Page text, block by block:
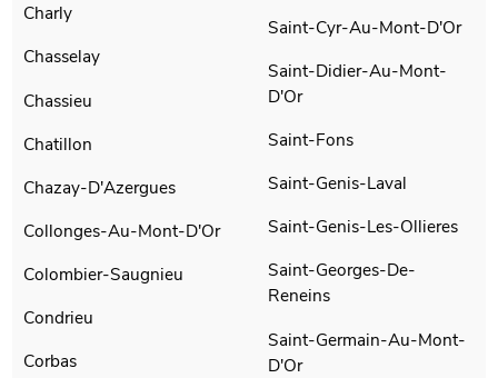
Charly
Chasselay
Chassieu
Chatillon
Chazay-D'Azergues
Collonges-Au-Mont-D'Or
Colombier-Saugnieu
Condrieu
Corbas
Saint-Cyr-Au-Mont-D'Or
Saint-Didier-Au-Mont-
D'Or
Saint-Fons
Saint-Genis-Laval
Saint-Genis-Les-Ollieres
Saint-Georges-De-
Reneins
Saint-Germain-Au-Mont-
D'Or